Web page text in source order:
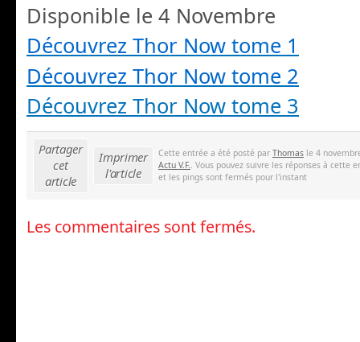
Disponible le 4 Novembre
Découvrez Thor Now tome 1
Découvrez Thor Now tome 2
Découvrez Thor Now tome 3
Partager
cet
article
Imprimer
l'article
Cette entrée a été posté par Thomas le 4
Actu V.F.. Vous pouvez suivre les réponses à cette
et les pings sont fermés pour l'instant
Les commentaires sont fermés.